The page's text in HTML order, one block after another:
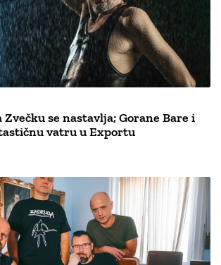
se nastavlja; Gorane Bare i
vatru u Exportu